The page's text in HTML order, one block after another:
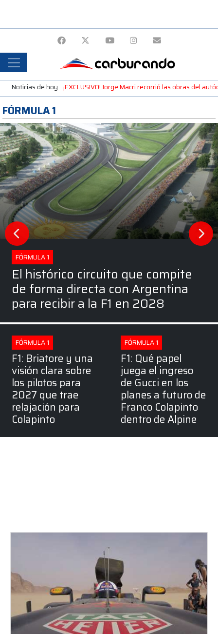
Noticias de hoy ¡EXCLUSIVO! Jorge Macri recorrió las obras del
FÓRMULA 1
FÓRMULA 1
El histórico circuito que compite
de forma directa con Argentina
para recibir a la F1 en 2028
FÓRMULA 1
F1: Briatore y una
visión clara sobre
los pilotos para
2027 que trae
relajación para
Colapinto
FÓRMULA 1
F1: Qué papel
juega el ingreso
de Gucci en los
planes a futuro de
Franco Colapinto
dentro de Alpine